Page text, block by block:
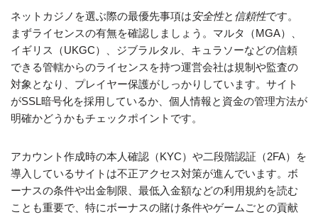
ネットカジノを選ぶ際の最優先事項は安全性と 信頼性です。
まずライセンスの有無を確認しましょう。マルタ（MGA）、
イギリス（UKGC）、ジブラルタル、キュラソーなどの信頼
できる管轄からのライセンスを持つ運営会社は規制や監査の
対象となり、プレイヤー保護がしっかりしています。サイト
がSSL暗号化を採用しているか、個人情報と資金の管理方法が
明確かどうかもチェックポイントです。
アカウント作成時の本人確認（KYC）や二段階認証（2FA）を
導入しているサイトは不正アクセス対策が進んでいます。ボ
ーナスの条件や出金制限、最低入金額などの利用規約を読む
ことも重要で、特にボーナスの賭け条件やゲームごとの貢献